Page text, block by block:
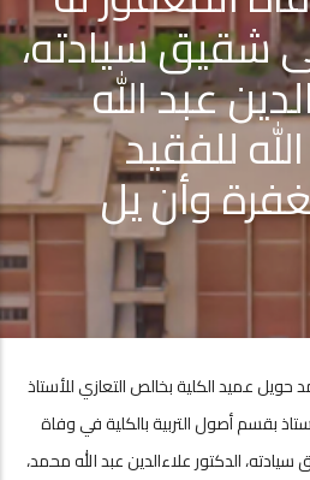
شقيق سيادته،
عبد الله
للفقيد
وأن يل
عميد الكلية بخالص التعازي للأستاذ
بقسم أصول التربية بالكلية في وفاة
الدكتور علاءالدين عبد الله محمد،